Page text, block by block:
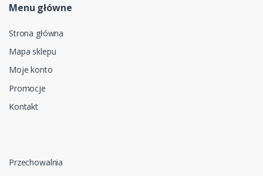
Menu główne
Strona główna
Mapa sklepu
Moje konto
Promocje
Kontakt
Przechowalnia